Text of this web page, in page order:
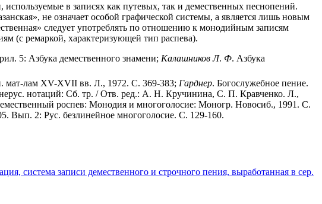
в записях как путевых, так и демественных песнопений.
не означает особой графической системы, а является лишь новым
следует употреблять по отношению к монодийным записям
(с ремаркой, характеризующей тип распева).
5: Азбука демественного знамени; Калашников Л. Ф. Азбука
мат-лам XV-XVII вв. Л., 1972. С. 369-383; Гарднер. Богослужебное пение.
нотаций: Сб. тр. / Отв. ред.: А. Н. Кручинина, С. П. Кравченко. Л.,
роспев: Монодия и многоголосие: Моногр. Новосиб., 1991. С.
Вып. 2: Рус. безлинейное многоголосие. С. 129-160.
система записи демественного и строчного пения, выработанная в сер.